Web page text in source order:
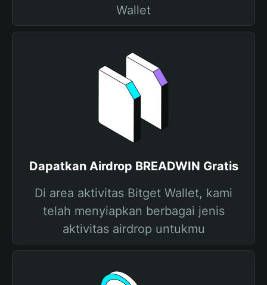
Wallet
Dapatkan Airdrop BREADWIN Gratis
Di area aktivitas Bitget Wallet, kami
telah menyiapkan berbagai jenis
aktivitas airdrop untukmu